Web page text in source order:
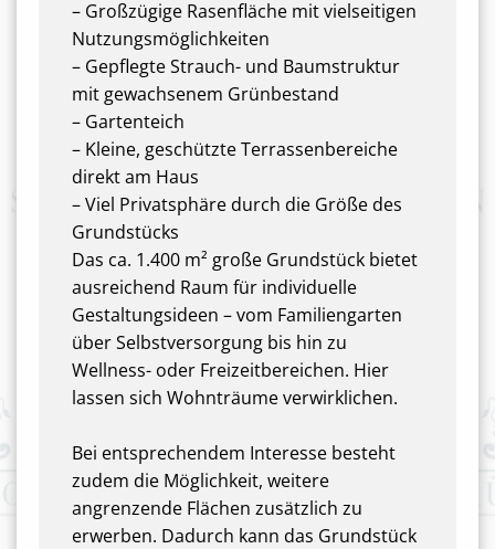
– Großzügige Rasenfläche mit vielseitigen
Nutzungsmöglichkeiten
– Gepflegte Strauch- und Baumstruktur
mit gewachsenem Grünbestand
– Gartenteich
– Kleine, geschützte Terrassenbereiche
direkt am Haus
– Viel Privatsphäre durch die Größe des
Grundstücks
Das ca. 1.400 m² große Grundstück bietet
ausreichend Raum für individuelle
Gestaltungsideen – vom Familiengarten
über Selbstversorgung bis hin zu
Wellness- oder Freizeitbereichen. Hier
lassen sich Wohnträume verwirklichen.
Bei entsprechendem Interesse besteht
zudem die Möglichkeit, weitere
angrenzende Flächen zusätzlich zu
erwerben. Dadurch kann das Grundstück